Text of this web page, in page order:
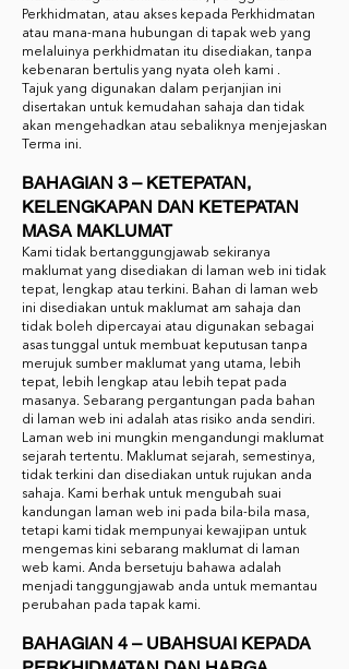
Perkhidmatan, atau akses kepada Perkhidmatan
atau mana-mana hubungan di tapak web yang
melaluinya perkhidmatan itu disediakan, tanpa
kebenaran bertulis yang nyata oleh kami .
Tajuk yang digunakan dalam perjanjian ini
disertakan untuk kemudahan sahaja dan tidak
akan mengehadkan atau sebaliknya menjejaskan
Terma ini.
BAHAGIAN 3 – KETEPATAN,
KELENGKAPAN DAN KETEPATAN
MASA MAKLUMAT
Kami tidak bertanggungjawab sekiranya
maklumat yang disediakan di laman web ini tidak
tepat, lengkap atau terkini. Bahan di laman web
ini disediakan untuk maklumat am sahaja dan
tidak boleh dipercayai atau digunakan sebagai
asas tunggal untuk membuat keputusan tanpa
merujuk sumber maklumat yang utama, lebih
tepat, lebih lengkap atau lebih tepat pada
masanya. Sebarang pergantungan pada bahan
di laman web ini adalah atas risiko anda sendiri.
Laman web ini mungkin mengandungi maklumat
sejarah tertentu. Maklumat sejarah, semestinya,
tidak terkini dan disediakan untuk rujukan anda
sahaja. Kami berhak untuk mengubah suai
kandungan laman web ini pada bila-bila masa,
tetapi kami tidak mempunyai kewajipan untuk
mengemas kini sebarang maklumat di laman
web kami. Anda bersetuju bahawa adalah
menjadi tanggungjawab anda untuk memantau
perubahan pada tapak kami.
BAHAGIAN 4 – UBAHSUAI KEPADA